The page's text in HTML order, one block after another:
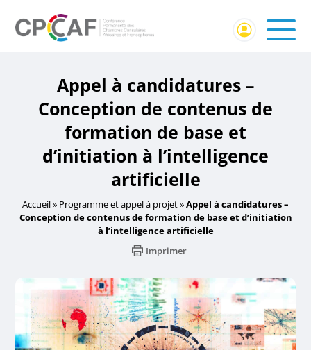
Appel à candidatures –
Conception de contenus de
formation de base et
d’initiation à l’intelligence
artificielle
Accueil» Programme et appel à projet»Appel à candidatures –
Conception de contenus de formation de base et d’initiation
à l’intelligence artificielle
Imprimer